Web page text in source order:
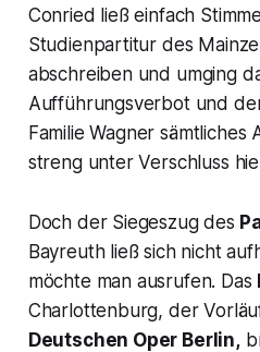
Conried ließ einfach
Studienpartitur des
abschreiben und umging
Aufführungsverbot und
Familie Wagner sämtliches
streng unter Verschluss
Doch der Siegeszug des
Bayreuth ließ sich nicht
möchte man ausrufen. Das
Charlottenburg, der
Deutschen Oper Berlin,